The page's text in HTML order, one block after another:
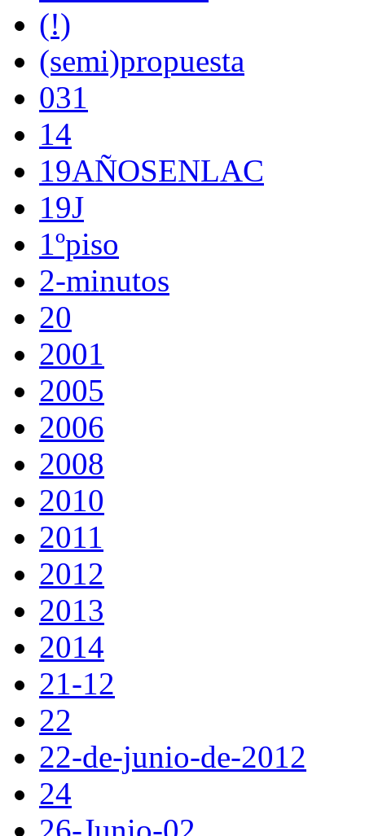
(!)
(semi)propuesta
031
14
19AÑOSENLAC
19J
1ºpiso
2-minutos
20
2001
2005
2006
2008
2010
2011
2012
2013
2014
21-12
22
22-de-junio-de-2012
24